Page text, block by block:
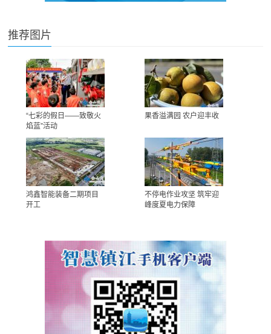
推荐图片
“七彩的假日——致敬火
焰蓝”活动
果香溢满园 农户迎丰收
鸿鑫智能装备二期项目
开工
不停电作业攻坚 筑牢迎
峰度夏电力保障